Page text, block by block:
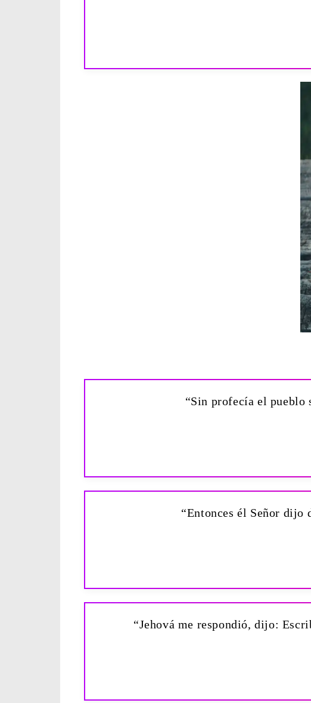
“Sin profecía el pueblo
“Entonces él Señor dijo
“Jehová me respondió, dijo: